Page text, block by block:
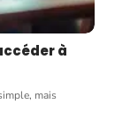
à
mais